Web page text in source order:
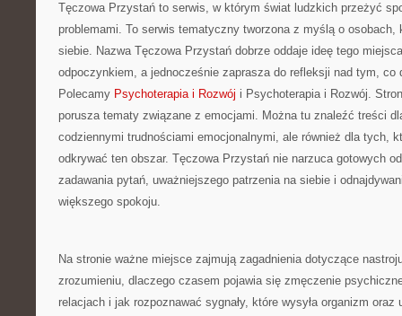
Tęczowa Przystań to serwis, w którym świat ludzkich przeżyć
problemami. To serwis tematyczny tworzona z myślą o osobach,
siebie. Nazwa Tęczowa Przystań dobrze oddaje ideę tego
odpoczynkiem, a jednocześnie zaprasza do refleksji nad tym, co
Polecamy Psychoterapia i Rozwój i Psychoterapia i Rozwój.
porusza tematy związane z emocjami. Można tu znaleźć treści
codziennymi trudnościami emocjonalnymi, ale również dla tych,
odkrywać ten obszar. Tęczowa Przystań nie narzuca gotowych
zadawania pytań, uważniejszego patrzenia na siebie i
większego spokoju.
Na stronie ważne miejsce zajmują zagadnienia dotyczące
zrozumieniu, dlaczego czasem pojawia się zmęczenie
relacjach i jak rozpoznawać sygnały, które wysyła organizm oraz